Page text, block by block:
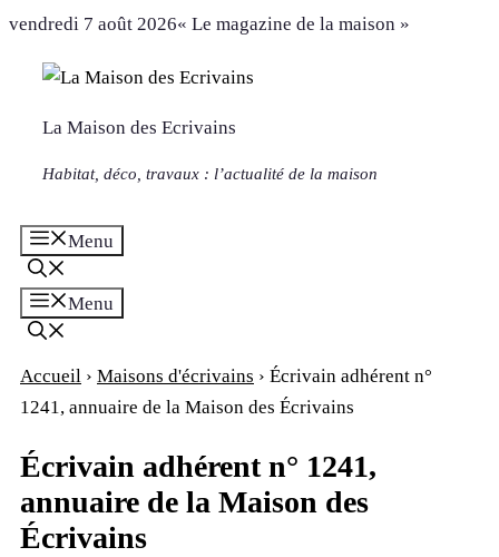
Aller
contenu
vendredi 7 août 2026« Le magazine de la maison »
La Maison des Ecrivains
Habitat, déco, travaux : l’actualité de la maison
Menu
Menu
Accueil › Maisons d'écrivains › Écrivain adhérent n°
1241, annuaire de la Maison des Écrivains
Écrivain adhérent n° 1241,
annuaire de la Maison des
Écrivains